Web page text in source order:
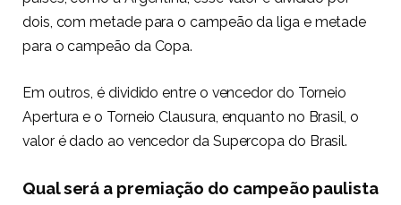
dois, com metade para o campeão da liga e metade
para o campeão da Copa.
Em outros, é dividido entre o vencedor do Torneio
Apertura e o Torneio Clausura, enquanto no Brasil, o
valor é dado ao vencedor da Supercopa do Brasil.
Qual será a premiação do campeão paulista